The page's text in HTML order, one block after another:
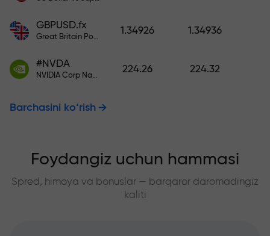
GBPUSD.fx
Great Britain Pound vs US Dollar
1.34926 1.34936
#NVDA
NVIDIA Corp Nasdaq Stock Exchange (Nasdaq) USD
224.26 224.32
Barchasini ko‘rish
Foydangiz uchun hammasi
Spred, himoya va bonuslar — barqaror daromadingiz
kaliti